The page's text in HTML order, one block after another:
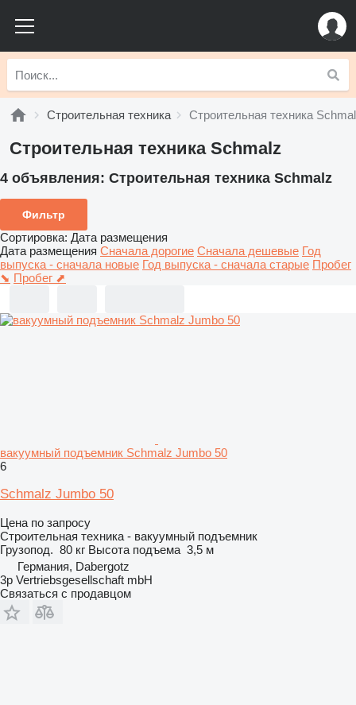
Строительная техника Строительная техника
Строительная техника Schmalz
4 объявления: Строительная техника Schmalz
Фильтр
Сортировка: Дата размещения
Дата размещения Сначала дорогие Сначала дешевые Год
выпуска - сначала новые Год выпуска - сначала старые Пробег
⬊ Пробег ⬈
вакуумный подъемник Schmalz Jumbo 50
6
Schmalz Jumbo 50
Цена по запросу
Строительная техника - вакуумный подъемник
Грузопод. 80 кг Высота подъема 3,5 м
Германия, Dabergotz
3p Vertriebsgesellschaft mbH
Связаться с продавцом